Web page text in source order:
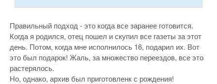
Правильный подход - это когда все заранее готовится.
Когда я родился, отец пошел и скупил все газеты за этот
день. Потом, когда мне исполнилось 16, подарил их. Вот
это был подарок! Жаль, за множество переездов, все это
растерялось.
Но, однако, архив был приготовленк с рождения!